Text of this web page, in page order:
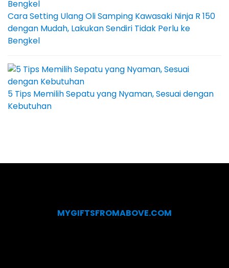
Cara Setting Ulang Oli Samping Kawasaki Ninja R 150
dengan Mudah, Lakukan Sendiri Tidak Perlu ke
Bengkel
5 Tips Memilih Sepatu yang Nyaman, Sesuai dengan
Kebutuhan
MYGIFTSFROMABOVE.COM